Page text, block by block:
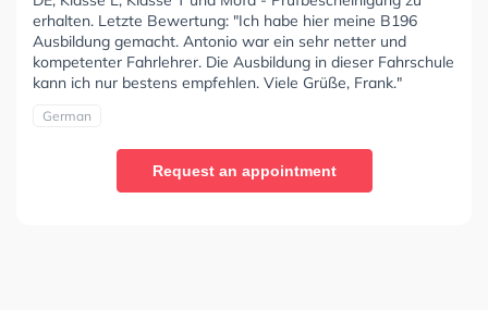
erhalten. Letzte Bewertung: "Ich habe hier meine B196
Ausbildung gemacht. Antonio war ein sehr netter und
kompetenter Fahrlehrer. Die Ausbildung in dieser Fahrschule
kann ich nur bestens empfehlen. Viele Grüße, Frank."
German
Request an appointment